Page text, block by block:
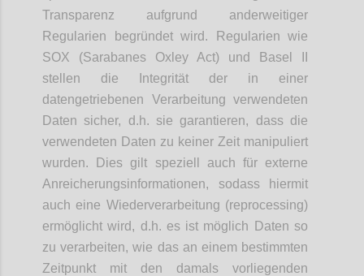
Transparenz aufgrund anderweitiger
Regularien begründet wird. Regularien wie
SOX (Sarabanes Oxley Act) und Basel II
stellen die Integrität der in einer
datengetriebenen Verarbeitung verwendeten
Daten sicher, d.h. sie garantieren, dass die
verwendeten Daten zu keiner Zeit manipuliert
wurden. Dies gilt speziell auch für externe
Anreicherungsinformationen, sodass hiermit
auch eine Wiederverarbeitung (reprocessing)
ermöglicht wird, d.h. es ist möglich Daten so
zu verarbeiten, wie das an einem bestimmten
Zeitpunkt mit den damals vorliegenden